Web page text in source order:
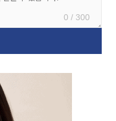
0 / 300